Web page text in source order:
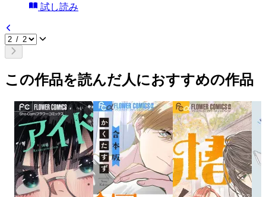
試し読み
この作品を読んだ人におすすめの作品